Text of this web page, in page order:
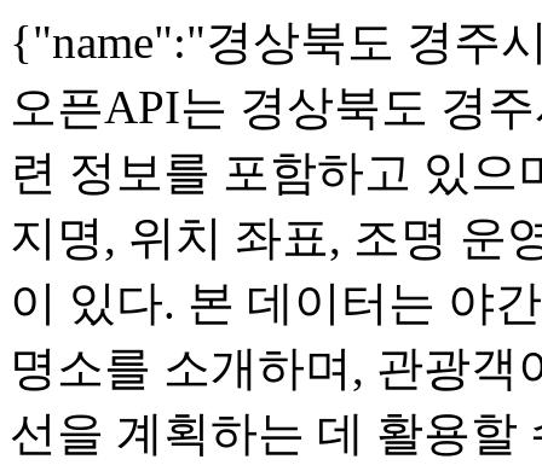
{"name":"경상북도 경주
오픈API는 경상북도 경
련 정보를 포함하고 있으
지명, 위치 좌표, 조명 운
이 있다. 본 데이터는 야
명소를 소개하며, 관광
선을 계획하는 데 활용할